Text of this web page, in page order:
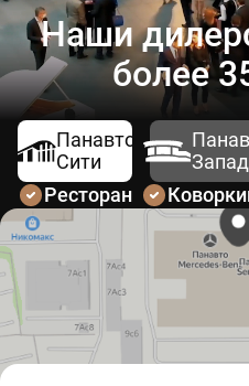
Наши
более
Панавто
Сити
Запад
Ресторан